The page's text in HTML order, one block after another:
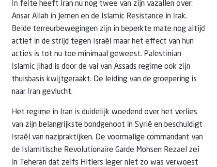
In feite heeft Iran nu nog twee van zijn vazallen over:
Ansar Allah in Jemen en de Islamic Resistance in Irak.
Beide terreurbewegingen zijn in beperkte mate nog altijd
actief in de strijd tegen Israël maar het effect van hun
acties is tot nu toe minimaal geweest. Palestinian
Islamic Jihad is door de val van Assads regime ook zijn
thuisbasis kwijtgeraakt. De leiding van de groepering is
naar Iran gevlucht.
Het regime in Iran is duidelijk woedend over het verlies
van zijn belangrijkste bondgenoot in Syrië en beschuldigt
Israël van nazipraktijken. De voormalige commandant van
de Islamitische Revolutionaire Garde Mohsen Rezael zei
in Teheran dat zelfs Hitlers leger niet zo was verwoest